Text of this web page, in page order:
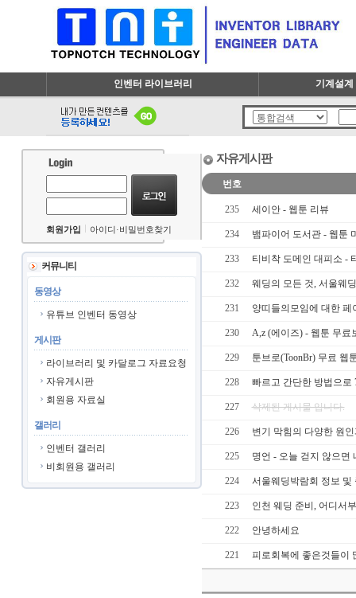
인벤터 라이브러리 기계설
회원가입 아이디·비밀번호찾기
커뮤니티
동영상
유튜브 인벤터 동영상
게시판
라이브러리 및 카달로그 자료요청
자유게시판
회원용 자료실
갤러리
인벤터 갤러리
비회원용 갤러리
자유게시판
번호
235 세이안 - 웹툰 리뷰
234 뱀파이어 도서관 - 웹툰
233 티비착 도메인 대피소 -
232 웨딩의 모든 것, 서울웨
231 양­띠­들­의­모­임에 대한 페
230 A,z (에이즈) - 웹툰 무료
229 툰브로(ToonBr) 무료 웹
228 빠르고 간단한 방법으로
227 삭제된 게시물 입니다.
226 변기 막힘의 다양한 원
225 명언 - 오늘 걷지 않으면
224 서울웨딩박람회 정보 및
223 인천 웨딩 준비, 어디서
222 안녕하세요
221 피로회복에 좋은것들이